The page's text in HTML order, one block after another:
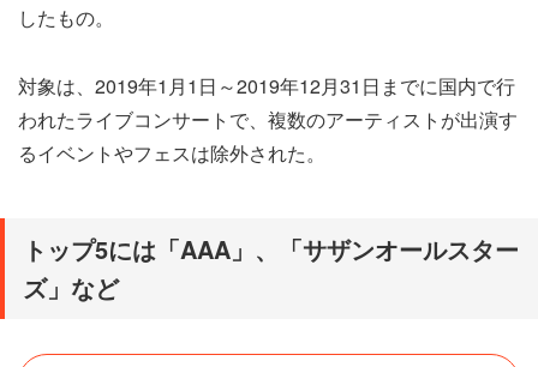
したもの。
対象は、2019年1月1日～2019年12月31日までに国内で行
われたライブコンサートで、複数のアーティストが出演す
るイベントやフェスは除外された。
トップ5には「AAA」、「サザンオールスター
ズ」など